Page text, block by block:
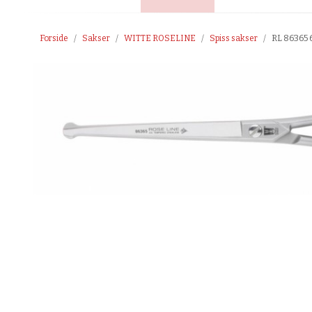
Forside Sakser WITTE ROSELINE Spiss sakser RL 86365